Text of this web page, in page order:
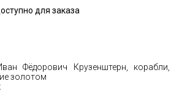
для заказа
Фёдорович Крузенштерн, корабли,
золотом